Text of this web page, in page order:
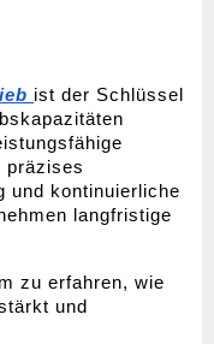
ist der Schlüssel
präzises
und kontinuierliche
langfristige
zu erfahren, wie
und